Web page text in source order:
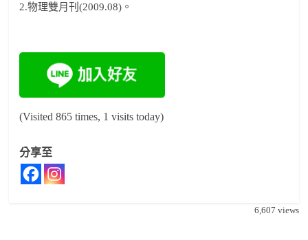
2.物理雙月刊(2009.08)。
(Visited 865 times, 1 visits today)
分享至
6,607 views